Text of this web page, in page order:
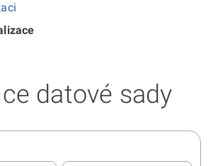
datové sady